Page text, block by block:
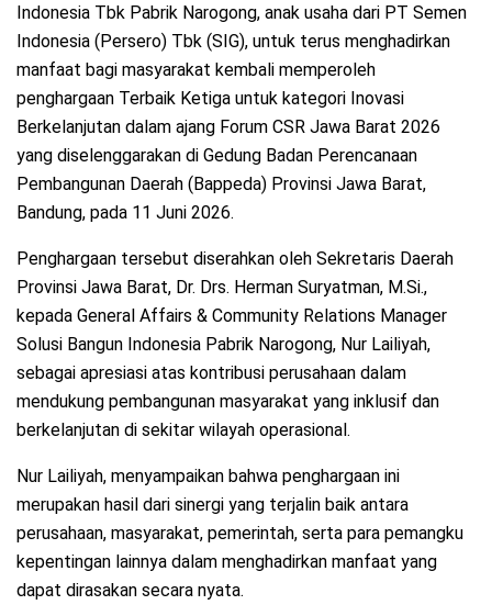
Indonesia Tbk Pabrik Narogong, anak usaha dari PT Semen
Indonesia (Persero) Tbk (SIG), untuk terus menghadirkan
manfaat bagi masyarakat kembali memperoleh
penghargaan Terbaik Ketiga untuk kategori Inovasi
Berkelanjutan dalam ajang Forum CSR Jawa Barat 2026
yang diselenggarakan di Gedung Badan Perencanaan
Pembangunan Daerah (Bappeda) Provinsi Jawa Barat,
Bandung, pada 11 Juni 2026.
Penghargaan tersebut diserahkan oleh Sekretaris Daerah
Provinsi Jawa Barat, Dr. Drs. Herman Suryatman, M.Si.,
kepada General Affairs & Community Relations Manager
Solusi Bangun Indonesia Pabrik Narogong, Nur Lailiyah,
sebagai apresiasi atas kontribusi perusahaan dalam
mendukung pembangunan masyarakat yang inklusif dan
berkelanjutan di sekitar wilayah operasional.
Nur Lailiyah, menyampaikan bahwa penghargaan ini
merupakan hasil dari sinergi yang terjalin baik antara
perusahaan, masyarakat, pemerintah, serta para pemangku
kepentingan lainnya dalam menghadirkan manfaat yang
dapat dirasakan secara nyata.